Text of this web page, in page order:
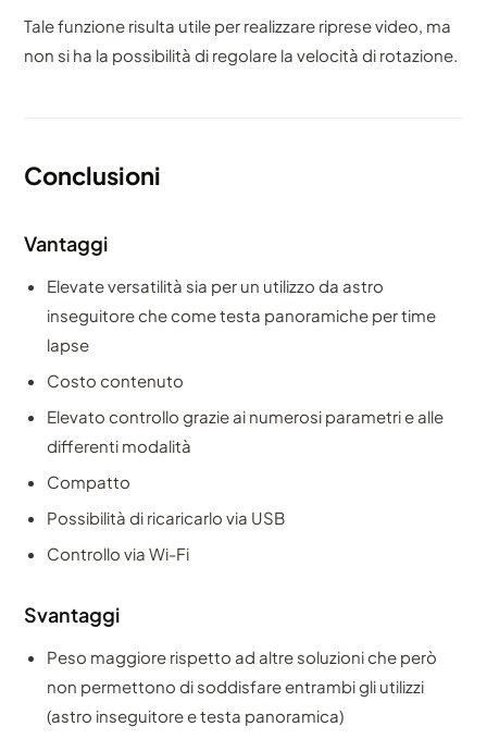
Tale funzione risulta utile per realizzare riprese video, ma
non si ha la possibilità di regolare la velocità di rotazione.
Conclusioni
Vantaggi
Elevate versatilità sia per un utilizzo da astro
inseguitore che come testa panoramiche per time
lapse
Costo contenuto
Elevato controllo grazie ai numerosi parametri e alle
differenti modalità
Compatto
Possibilità di ricaricarlo via USB
Controllo via Wi-Fi
Svantaggi
Peso maggiore rispetto ad altre soluzioni che però
non permettono di soddisfare entrambi gli utilizzi
(astro inseguitore e testa panoramica)